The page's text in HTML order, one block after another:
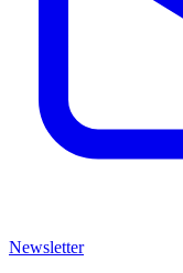
Newsletter